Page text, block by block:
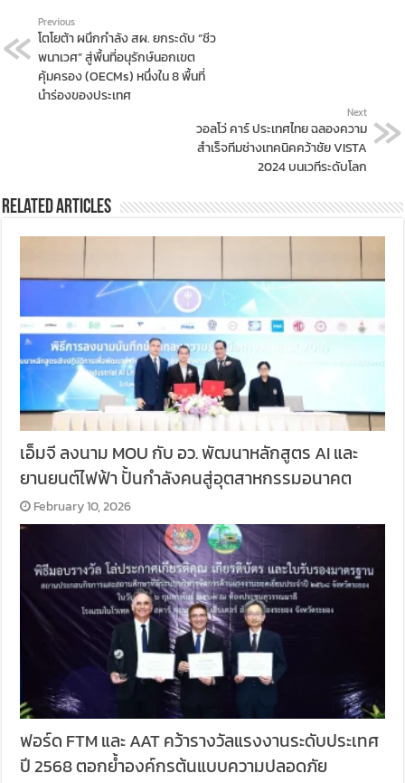
Previous
โตโยต้า ผนึกกำลัง สผ. ยกระดับ “ชีว
พนาเวศ” สู่พื้นที่อนุรักษ์นอกเขต
คุ้มครอง (OECMs) หนึ่งใน 8 พื้นที่
นำร่องของประเทศ
Next
วอลโว่ คาร์ ประเทศไทย ฉลองความ
สำเร็จทีมช่างเทคนิคคว้าชัย VISTA
2024 บนเวทีระดับโลก
Related Articles
เอ็มจี ลงนาม MOU กับ อว. พัฒนาหลักสูตร AI และ
ยานยนต์ไฟฟ้า ปั้นกำลังคนสู่อุตสาหกรรมอนาคต
February 10, 2026
ฟอร์ด FTM และ AAT คว้ารางวัลแรงงานระดับประเทศ
ปี 2568 ตอกย้ำองค์กรต้นแบบความปลอดภัย